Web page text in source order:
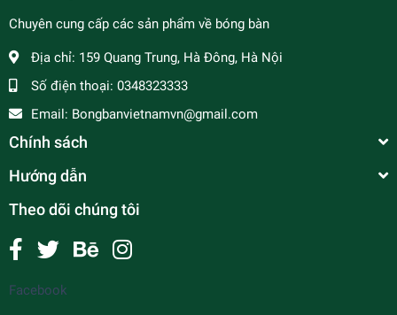
Chuyên cung cấp các sản phẩm về bóng bàn
Địa chỉ: 159 Quang Trung, Hà Đông, Hà Nội
Số điện thoại: 0348323333
Email: Bongbanvietnamvn@gmail.com
Chính sách
Hướng dẫn
Theo dõi chúng tôi
Facebook